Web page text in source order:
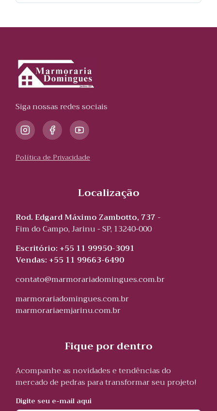
Siga nossas redes sociais
Política de Privacidade
Localização
Rod. Edgard Máximo Zambotto, 737 -
Fim do Campo, Jarinu - SP, 13240-000
Escritório: +55 11 99950-3091
Vendas: +55 11 99663-6490
contato@marmorariadomingues.com.br
marmorariadomingues.com.br
marmorariaemjarinu.com.br
Fique por dentro
Acompanhe as novidades e tendências do
mercado de pedras para transformar seu projeto!
Digite seu e-mail aqui